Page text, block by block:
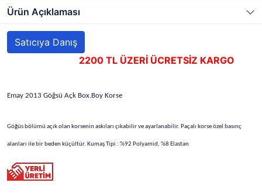
Ürün Açıklaması
Satıcıya Danış
2200 TL ÜZERİ ÜCRETSİZ KARGO
Emay 2013 Göğsü Açk Box.Boy Korse
Göğüs bölümü açık olan korsenin askıları çıkabilir ve ayarlanabilir. Paçalı korse özel basınç
alanları ile bir beden küçültür. Kumaş Tipi : %92 Polyamid, %8 Elastan